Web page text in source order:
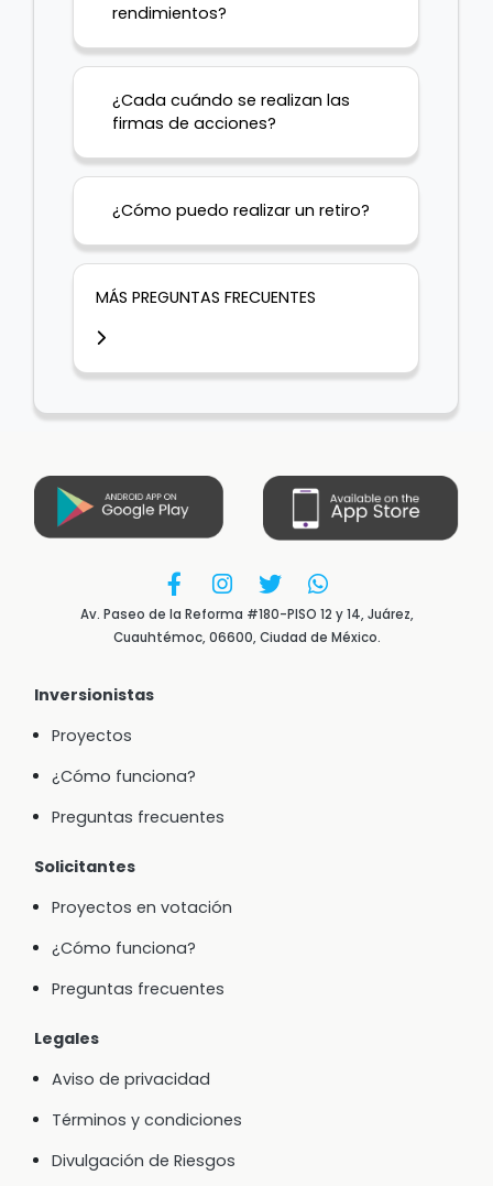
rendimientos?
¿Cada cuándo se realizan las
firmas de acciones?
¿Cómo puedo realizar un retiro?
MÁS PREGUNTAS FRECUENTES
Av. Paseo de la Reforma #180-PISO 12 y 14, Juárez,
Cuauhtémoc, 06600, Ciudad de México.
Inversionistas
Proyectos
¿Cómo funciona?
Preguntas frecuentes
Solicitantes
Proyectos en votación
¿Cómo funciona?
Preguntas frecuentes
Legales
Aviso de privacidad
Términos y condiciones
Divulgación de Riesgos